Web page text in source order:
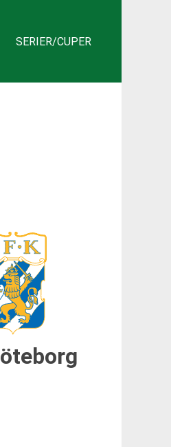
SERIER/CUPER